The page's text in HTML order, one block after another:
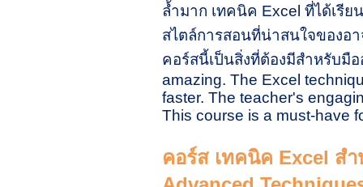
คอร์ส เทคนิค Excel ส